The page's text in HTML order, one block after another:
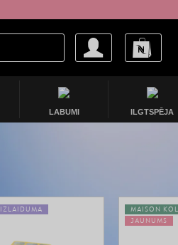
LABUMI ILGTSPĒJA
MAISON
JAUNUMS